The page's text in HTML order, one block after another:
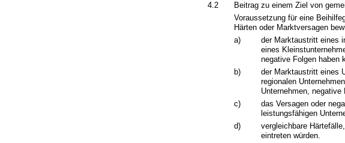
4.2
Beitrag zu einem Ziel von
Voraussetzung für eine
Härten oder Marktversagen
a)
der Marktaustritt eines
eines
negative Folgen haben
b)
der Marktaustritt eines
regionalen
Unternehmen, negative
c)
das Versagen oder
leistungsfähigen
d)
vergleichbare
eintreten würden.